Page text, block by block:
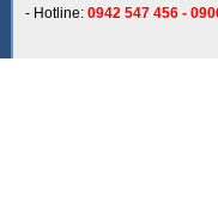
- Hotline: 0942 547 456 -